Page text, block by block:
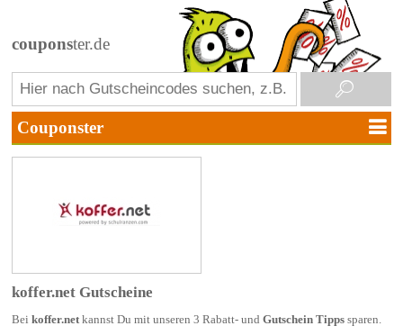
couponster.de
koffer.net Gutscheine
Bei koffer.netkannst Du mit unseren 3 Rabatt- und Gutschein Tippssparen.